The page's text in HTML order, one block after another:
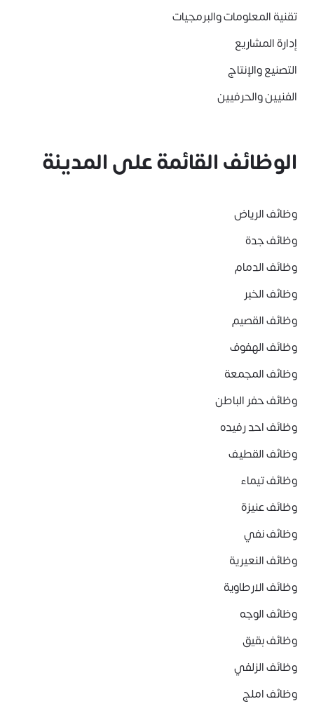
تقنية المعلومات والبرمجيات
إدارة المشاريع
التصنيع والإنتاج
الفنيين والحرفيين
الوظائف القائمة على المدينة
وظائف الرياض
وظائف جدة
وظائف الدمام
وظائف الخبر
وظائف القصيم
وظائف الهفوف
وظائف المجمعة
وظائف حفر الباطن
وظائف احد رفيده
وظائف القطيف
وظائف تيماء
وظائف عنيزة
وظائف نفي
وظائف النعيرية
وظائف الارطاوية
وظائف الوجه
وظائف بقيق
وظائف الزلفي
وظائف املج